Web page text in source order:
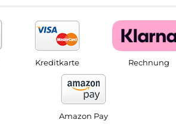
Kreditkarte Rechnung
Amazon Pay